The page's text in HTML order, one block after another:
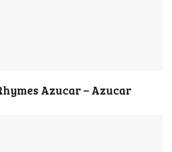
Azucar – Azucar